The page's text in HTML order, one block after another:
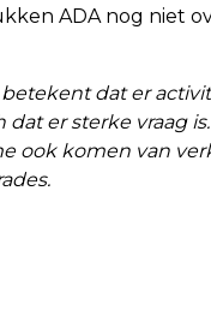
ADA nog niet
dat er
er sterke vraag
ook komen van